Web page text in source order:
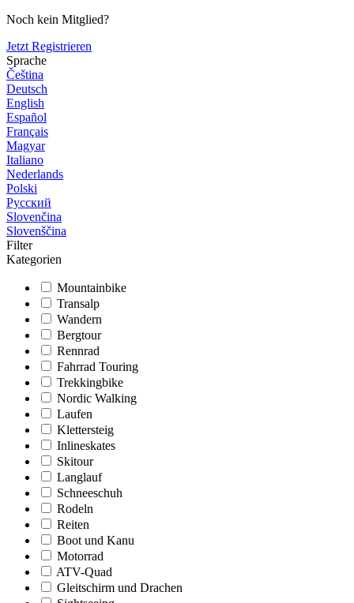
Noch kein Mitglied?
Jetzt Registrieren
Sprache
Čeština
Deutsch
English
Español
Français
Magyar
Italiano
Nederlands
Polski
Русский
Slovenčina
Slovenščina
Filter
Kategorien
Mountainbike
Transalp
Wandern
Bergtour
Rennrad
Fahrrad Touring
Trekkingbike
Nordic Walking
Laufen
Klettersteig
Inlineskates
Skitour
Langlauf
Schneeschuh
Rodeln
Reiten
Boot und Kanu
Motorrad
ATV-Quad
Gleitschirm und Drachen